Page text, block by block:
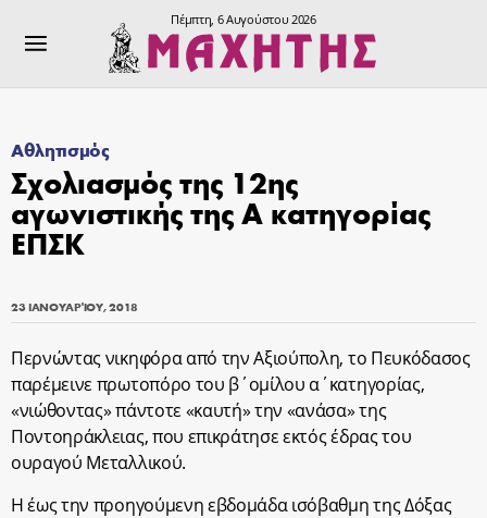
Πέμπτη, 6 Αυγούστου 2026
Αθλητισμός
Σχολιασμός της 12ης
αγωνιστικής της Α κατηγορίας
ΕΠΣΚ
23 ΙΑΝΟΥΑΡΊΟΥ, 2018
Περνώντας νικηφόρα από την Αξιούπολη, το Πευκόδασος
παρέμεινε πρωτοπόρο του β΄ομίλου α΄κατηγορίας,
«νιώθοντας» πάντοτε «καυτή» την «ανάσα» της
Ποντοηράκλειας, που επικράτησε εκτός έδρας του
ουραγού Μεταλλικού.
Η έως την προηγούμενη εβδομάδα ισόβαθμη της Δόξας